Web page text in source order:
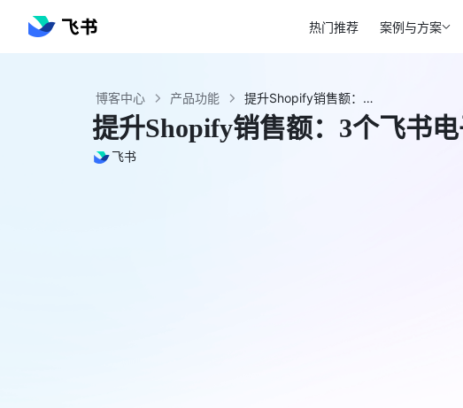
热门推荐 案例与方案
博客中心 产品功能 提升Shopify销售额：3个飞书电子商务管理技巧 - 飞书官网
提升Shopify销售额：3个飞书
飞书